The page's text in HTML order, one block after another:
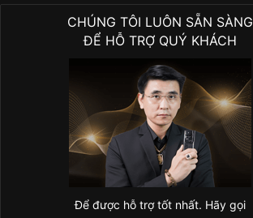
CHÚNG TÔI LUÔN SẴN SÀNG
ĐỂ HỖ TRỢ QUÝ KHÁCH
Để được hỗ trợ tốt nhất. Hãy gọi